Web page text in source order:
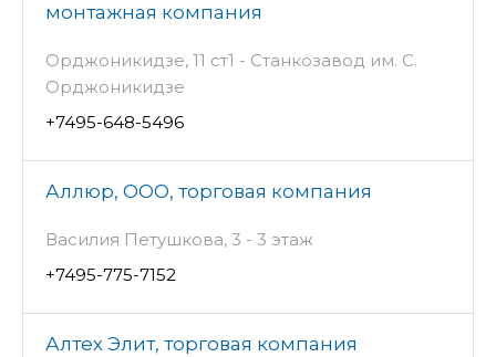
монтажная компания
Орджоникидзе, 11 ст1 - Станкозавод им. С.
Орджоникидзе
+7495-648-5496
Аллюр, ООО, торговая компания
Василия Петушкова, 3 - 3 этаж
+7495-775-7152
Алтех Элит, торговая компания